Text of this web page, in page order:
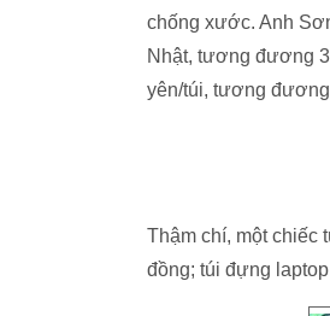
chống xước. Anh
Nhật, tương đương
yên/túi, tương
Thậm chí, một chiếc
đồng; túi đựng